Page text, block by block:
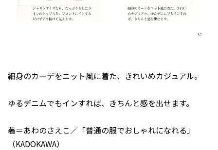
細身のカーデをニット風に着た、きれいめカジュアル。
ゆるデニムでもインすれば、きちんと感を出せます。
著＝あわのさえこ／「普通の服でおしゃれになれる」
（KADOKAWA）